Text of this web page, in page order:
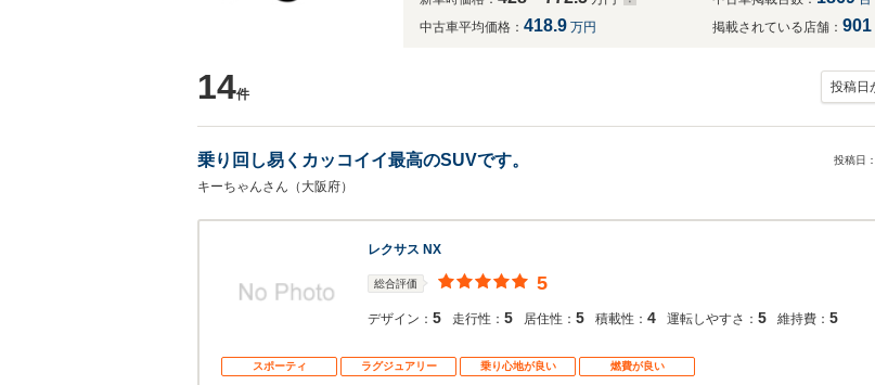
中古車平均価格： 418.9 万円 掲載されている店舗： 901
14件
乗り回し易くカッコイイ最高のSUVです。 投稿日：
キーちゃんさん（大阪府）
レクサス NX
総合評価 5
デザイン： 5 走行性： 5 居住性： 5 積載性： 4 運転しやすさ： 5 維持費： 5
スポーティ ラグジュアリー 乗り心地が良い 燃費が良い